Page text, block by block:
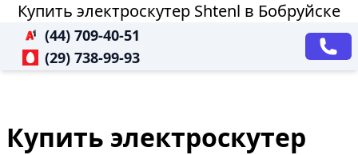
Купить электроскутер Shtenl в Бобруйске
(44) 709-40-51
(29) 738-99-93
Купить электроскутер